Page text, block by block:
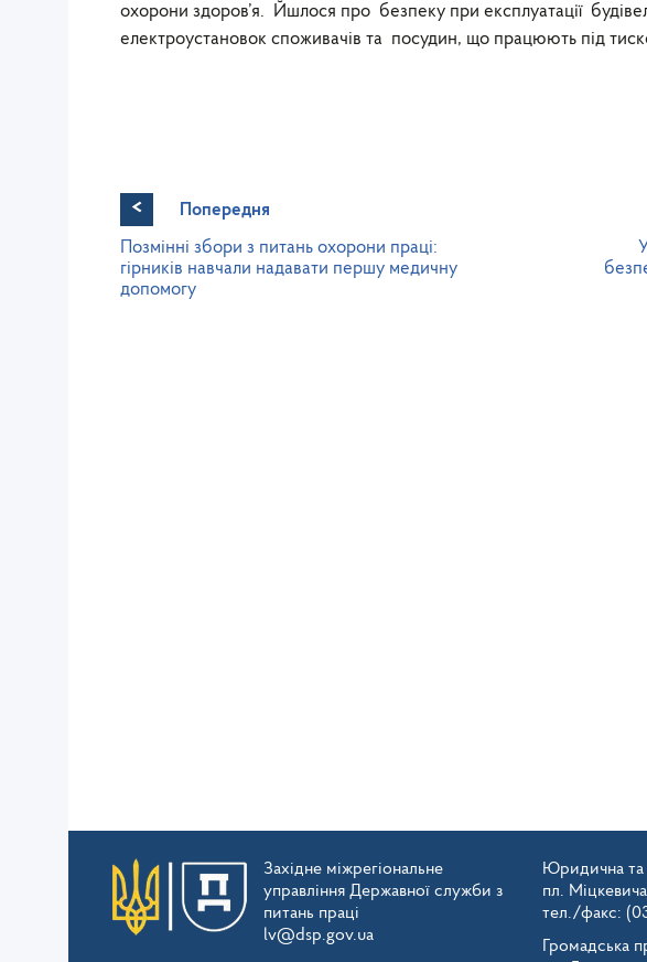
охорони здоров’я. Йшлося про безпеку при експлуатації
електроустановок споживачів та посудин, що працюють під
<
Попередня
Позмінні збори з питань охорони праці:
гірників навчали надавати першу медичну
допомогу
Західне міжрегіональне
управління Державної служби з
питань праці
lv@dsp.gov.ua
Юридична та
пл.
тел./факс:
Громадська